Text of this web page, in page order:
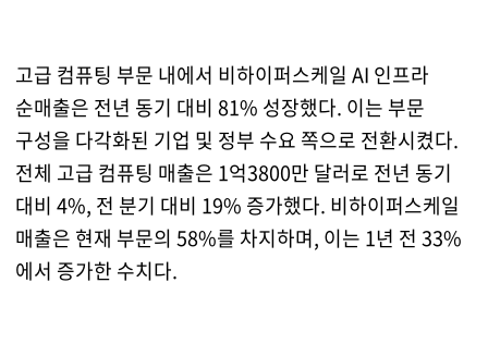
고급 컴퓨팅 부문 내에서 비하이퍼스케일 AI 인프라
순매출은 전년 동기 대비 81% 성장했다. 이는 부문
구성을 다각화된 기업 및 정부 수요 쪽으로 전환시켰다.
전체 고급 컴퓨팅 매출은 1억3800만 달러로 전년 동기
대비 4%, 전 분기 대비 19% 증가했다. 비하이퍼스케일
매출은 현재 부문의 58%를 차지하며, 이는 1년 전 33%
에서 증가한 수치다.